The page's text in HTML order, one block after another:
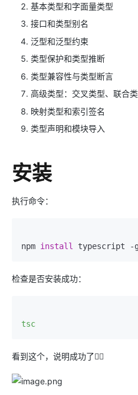
基本类型和字面量类型
接口和类型别名
泛型和泛型约束
类型保护和类型推断
类型兼容性与类型断言
高级类型：交叉类型、联合
映射类型和索引签名
类型声明和模块导入
安装
执行命令：
npm install
检查是否安装成功：
tsc
看到这个，说明成功了👇🏻